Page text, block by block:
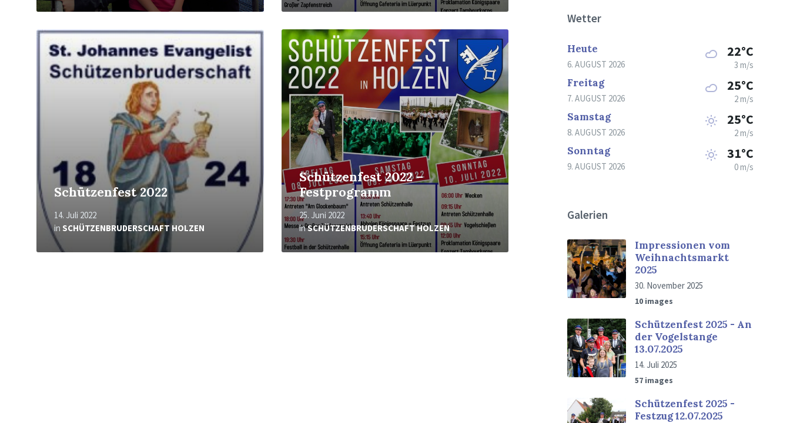
Schützenfest 2022
14. Juli 2022
in SCHÜTZENBRUDERSCHAFT HOLZEN
Mehr
erfahren
Schützenfest 2022 –
Festprogramm
25. Juni 2022
inSCHÜTZENBRUDERSCHAFT HOLZEN
Mehr
erfahren
Wetter
Heute
6. AUGUST 2026
22°C
3 m/s
Freitag
7. AUGUST 2026
25°C
2 m/s
Samstag
8. AUGUST 2026
25°C
2 m/s
Sonntag
9. AUGUST 2026
31°C
0 m/s
Galerien
Impressionen vom
Weihnachtsmarkt
2025
30. November 2025
10 images
Schützenfest 2025 - An
der Vogelstange
13.07.2025
14. Juli 2025
57 images
Schützenfest 2025 -
Festzug 12.07.2025